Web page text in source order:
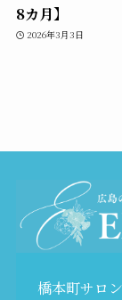
8カ月】
2026年3月3日
橋本町サロ